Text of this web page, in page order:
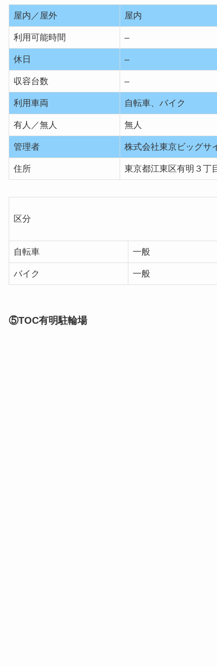
屋内／屋外 屋内
利用可能時間 –
休日 –
収容台数 –
利用車両 自転車、バイク
有人／無人 無人
管理者 株式会社東京ビッグサ
住所 東京都江東区有明３丁
区分
自転車 一般
バイク 一般
⑤TOC有明駐輪場